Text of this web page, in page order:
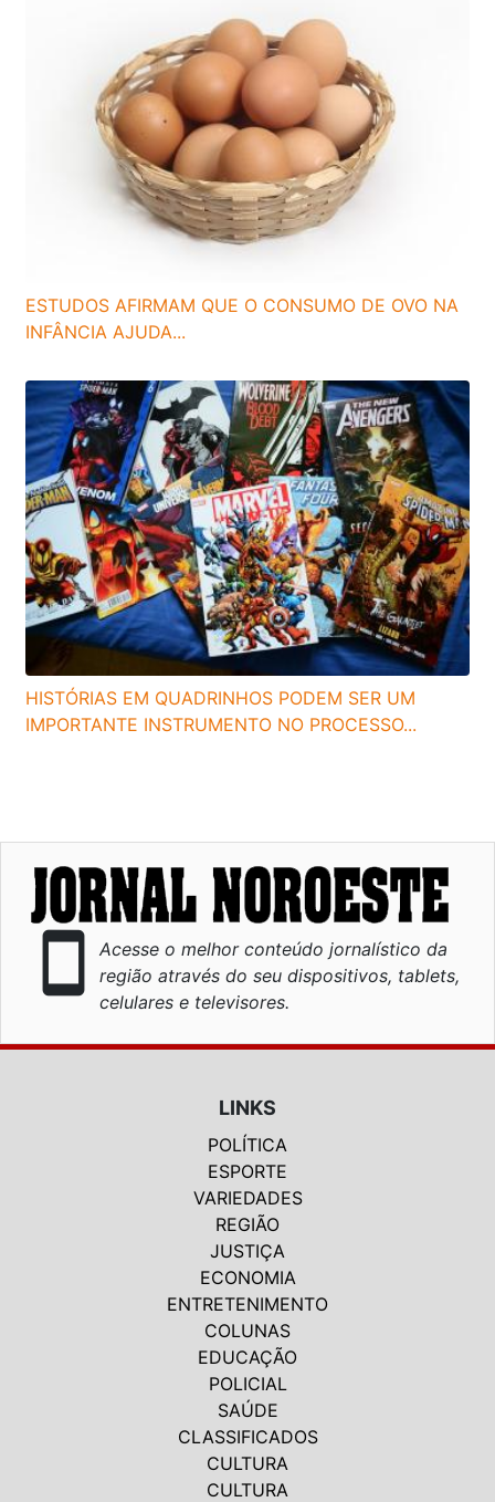
ESTUDOS AFIRMAM QUE O CONSUMO DE OVO NA
INFÂNCIA AJUDA...
HISTÓRIAS EM QUADRINHOS PODEM SER UM
IMPORTANTE INSTRUMENTO NO PROCESSO...
smartphone
Acesse o melhor conteúdo jornalístico da
região através do seu dispositivos, tablets,
celulares e televisores.
LINKS
POLÍTICA
ESPORTE
VARIEDADES
REGIÃO
JUSTIÇA
ECONOMIA
ENTRETENIMENTO
COLUNAS
EDUCAÇÃO
POLICIAL
SAÚDE
CLASSIFICADOS
CULTURA
CULTURA